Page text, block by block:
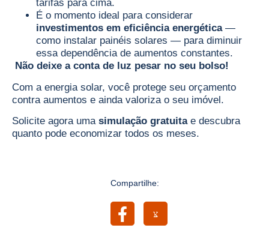
tarifas para cima.
É o momento ideal para considerar
investimentos em eficiência energética—
como instalar painéis solares — para diminuir
essa dependência de aumentos constantes.
Não deixe a conta de luz pesar no seu bolso!
Com a energia solar, você protege seu orçamento
contra aumentos e ainda valoriza o seu imóvel.
Solicite agora uma simulação gratuitae descubra
quanto pode economizar todos os meses.
Compartilhe: